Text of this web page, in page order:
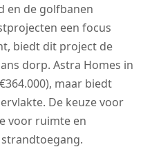
en de golfbanen
een focus
biedt dit project de
dorp. Astra Homes in
maar biedt
De keuze voor
voor ruimte en